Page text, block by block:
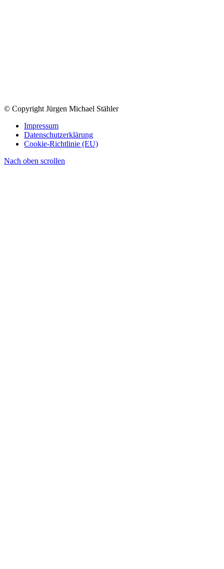
© Copyright Jürgen Michael Stähler
Impressum
Datenschutzerklärung
Cookie-Richtlinie (EU)
Nach oben scrollen